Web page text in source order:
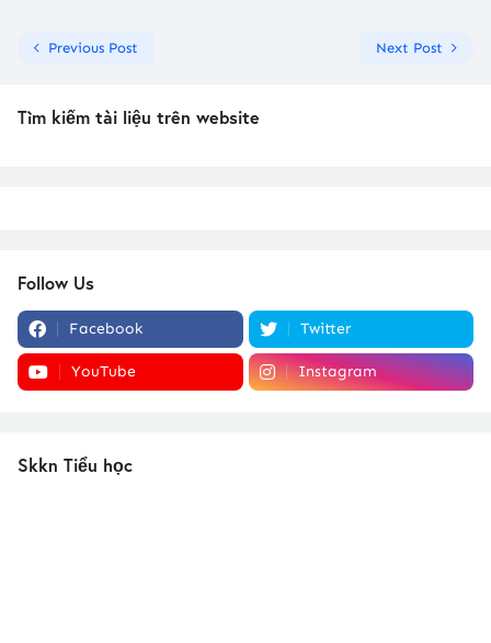
Previous Post Next Post
Tìm kiếm tài liệu trên website
Follow Us
Facebook Twitter
YouTube Instagram
Skkn Tiểu học